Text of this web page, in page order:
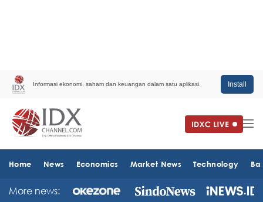
Informasi ekonomi, saham dan keuangan dalam satu aplikasi. Install
Home News Economics Market News Technology
More news: